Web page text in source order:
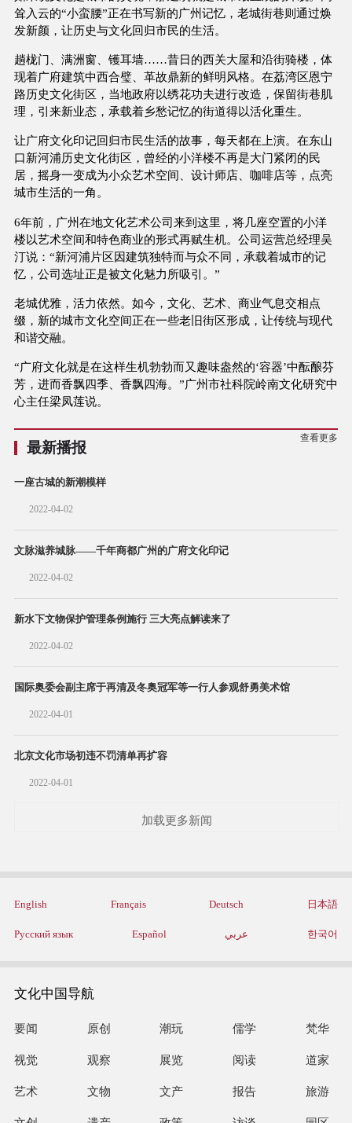
耸入云的“小蛮腰”正在书写新的广州记忆，老城街巷则通过焕
发新颜，让历史与文化回归市民的生活。
趟栊门、满洲窗、镬耳墙……昔日的西关大屋和沿街骑楼，体
现着广府建筑中西合璧、革故鼎新的鲜明风格。在荔湾区恩宁
路历史文化街区，当地政府以绣花功夫进行改造，保留街巷肌
理，引来新业态，承载着乡愁记忆的街道得以活化重生。
让广府文化印记回归市民生活的故事，每天都在上演。在东山
口新河浦历史文化街区，曾经的小洋楼不再是大门紧闭的民
居，摇身一变成为小众艺术空间、设计师店、咖啡店等，点亮
城市生活的一角。
6年前，广州在地文化艺术公司来到这里，将几座空置的小洋
楼以艺术空间和特色商业的形式再赋生机。公司运营总经理吴
汀说：“新河浦片区因建筑独特而与众不同，承载着城市的记
忆，公司选址正是被文化魅力所吸引。”
老城优雅，活力依然。如今，文化、艺术、商业气息交相点
缀，新的城市文化空间正在一些老旧街区形成，让传统与现代
和谐交融。
“广府文化就是在这样生机勃勃而又趣味盎然的‘容器’中酝酿芬
芳，进而香飘四季、香飘四海。”广州市社科院岭南文化研究中
心主任梁凤莲说。
最新播报
查看更多
一座古城的新潮模样
2022-04-02
文脉滋养城脉——千年商都广州的广府文化印记
2022-04-02
新水下文物保护管理条例施行 三大亮点解读来了
2022-04-02
国际奥委会副主席于再清及冬奥冠军等一行人参观舒勇美术馆
2022-04-01
北京文化市场初违不罚清单再扩容
2022-04-01
加载更多新闻
English Français Deutsch 日本語
Русский язык Español عربي 한국어
文化中国导航
要闻 原创 潮玩 儒学 梵华
视觉 观察 展览 阅读 道家
艺术 文物 文产 报告 旅游